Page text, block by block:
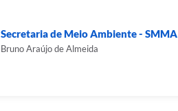
Secretaria de Meio Ambiente - SMMA
Bruno Araújo de Almeida